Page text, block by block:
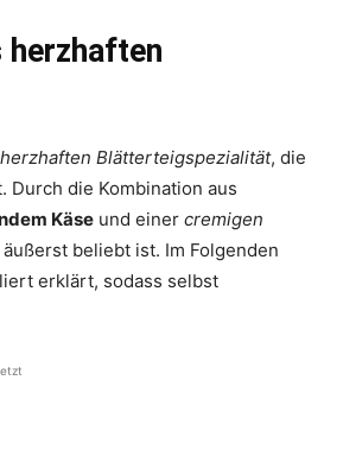
Blätterteigspezialität, die
Durch die Kombination aus
Käse und einer cremigen
beliebt ist. Im Folgenden
erklärt, sodass selbst